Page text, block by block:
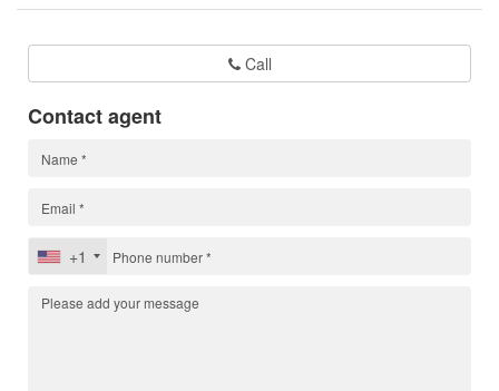
Call
Contact agent
+1